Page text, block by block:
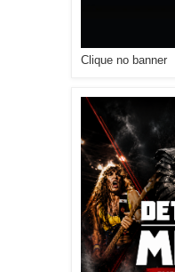
Clique no banner